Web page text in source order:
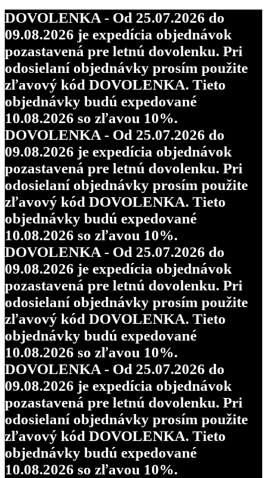
DOVOLENKA - Od 25.07.2026 do
09.08.2026 je expedícia objednávok
pozastavená pre letnú dovolenku. Pri
odosielaní objednávky prosím použite
zľavový kód DOVOLENKA. Tieto
objednávky budú expedované
10.08.2026 so zľavou 10%.
DOVOLENKA - Od 25.07.2026 do
09.08.2026 je expedícia objednávok
pozastavená pre letnú dovolenku. Pri
odosielaní objednávky prosím použite
zľavový kód DOVOLENKA. Tieto
objednávky budú expedované
10.08.2026 so zľavou 10%.
DOVOLENKA - Od 25.07.2026 do
09.08.2026 je expedícia objednávok
pozastavená pre letnú dovolenku. Pri
odosielaní objednávky prosím použite
zľavový kód DOVOLENKA. Tieto
objednávky budú expedované
10.08.2026 so zľavou 10%.
DOVOLENKA - Od 25.07.2026 do
09.08.2026 je expedícia objednávok
pozastavená pre letnú dovolenku. Pri
odosielaní objednávky prosím použite
zľavový kód DOVOLENKA. Tieto
objednávky budú expedované
10.08.2026 so zľavou 10%.